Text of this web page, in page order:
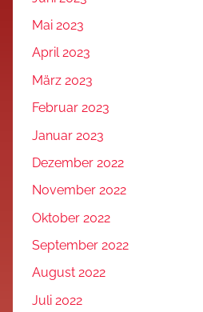
Mai 2023
April 2023
März 2023
Februar 2023
Januar 2023
Dezember 2022
November 2022
Oktober 2022
September 2022
August 2022
Juli 2022